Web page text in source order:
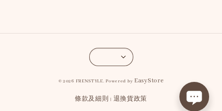
© 2026 FRENSTYLE. Powered by EasyStore
條款及細則 | 退換貨政策